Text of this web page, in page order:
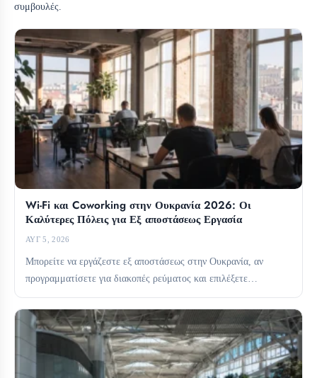
συμβουλές.
Wi-Fi και Coworking στην Ουκρανία 2026: Οι
Καλύτερες Πόλεις για Εξ αποστάσεως Εργασία
ΑΥΓ 5, 2026
Μπορείτε να εργάζεστε εξ αποστάσεως στην Ουκρανία, αν
προγραμματίσετε για διακοπές ρεύματος και επιλέξετε
προσεκτικά τη βάση σας....